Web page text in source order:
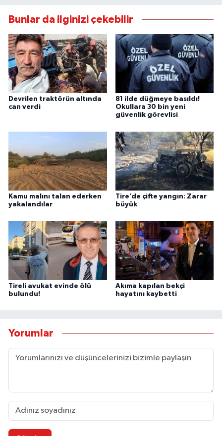
Bunlar da ilginizi çekebilir
Devrilen traktörün altında
can verdi
81 ilde düğmeye basıldı!
Okullara 30 bin yeni
güvenlik görevlisi
Kamu malını talan ederken
yakalandılar
Tire’de çifte yangın: Zarar
büyük
Tireli avukat evinde ölü
bulundu!
Akıma kapılan bekçi
hayatını kaybetti
Yorumlar